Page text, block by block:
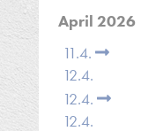
April 2026
11.4.
12.4.
12.4.
12.4.